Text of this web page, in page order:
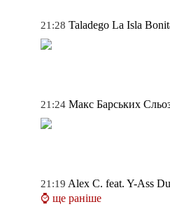
21:28 Taladego La Isla
21:24 Макс Барських
21:19 Alex C. feat. Y-Ass
⌚ ще раніше